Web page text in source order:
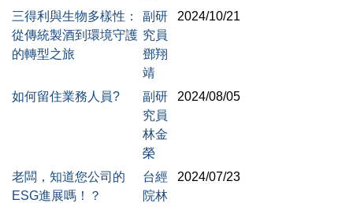
三得利與生物多樣性：
從傳統製酒到環境守護
的轉型之旅
副研
究員
鄧翔
靖
2024/10/21
如何留住業務人員?
副研
究員
林金
榮
2024/08/05
老闆，知道您公司的
ESG進展嗎！？
台經
院林
2024/07/23